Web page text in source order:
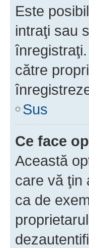
Este
intraţi sau
către
Sus
Ce face
Această
care vă ţin
ca de